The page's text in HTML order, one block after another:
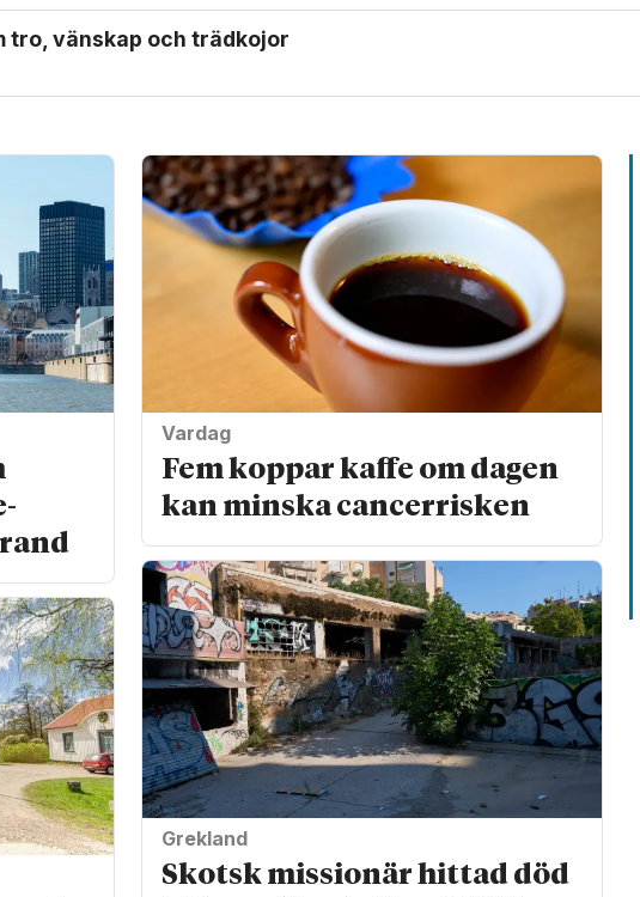
tro, vänskap och trädkojor
Vardag
Fem koppar kaffe om dagen
kan minska cancer­risken
Grekland
Skotsk missionär hittad död